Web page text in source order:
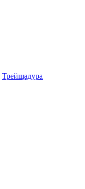
Трейщадура